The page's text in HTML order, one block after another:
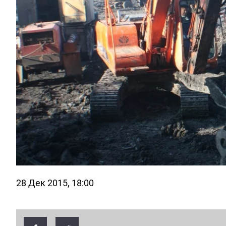
28 Дек 2015, 18:00